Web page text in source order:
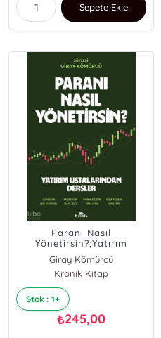
Sepete Ekle
Paranı Nasıl
Yönetirsin?;Yatırım
Ustalarından Dersler -
Söyleşi: Giray Kömürcü
Giray Kömürcü
Kolektif
Kronik Kitap
Stok : 1+
₺245,00